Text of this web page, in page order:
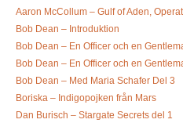
Aaron McCollum – Gulf of Aden,
Bob Dean – Introduktion
Bob Dean – En Officer och en
Bob Dean – En Officer och en
Bob Dean – Med Maria Schafer Del 3
Boriska – Indigopojken från Mars
Dan Burisch – Stargate Secrets del 1